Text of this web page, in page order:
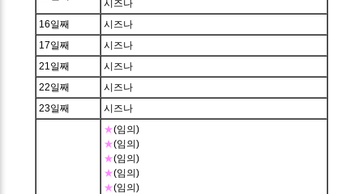
시즈나
16일째
시즈나
17일째
시즈나
21일째
시즈나
22일째
시즈나
23일째
시즈나
★(임의)
★(임의)
★(임의)
★(임의)
★(임의)